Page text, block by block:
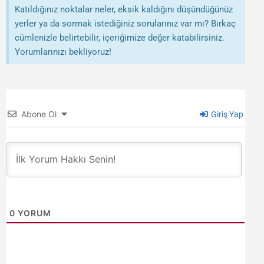
Katıldığınız noktalar neler, eksik kaldığını düşündüğünüz
yerler ya da sormak istediğiniz sorularınız var mı? Birkaç
cümlenizle belirtebilir, içeriğimize değer katabilirsiniz.
Yorumlarınızı bekliyoruz!
Abone Ol Giriş Yap
0 YORUM